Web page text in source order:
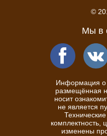
©
Мы в
Информация о
размещённая
носит
не является
Технические
комплектность,
изменены